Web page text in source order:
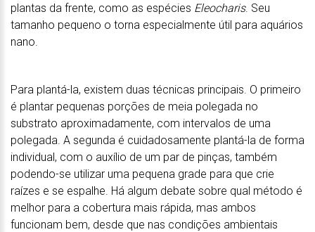
plantas da frente, como as espécies Eleocharis. Seu
tamanho pequeno o torna especialmente útil para aquários
nano.
Para plantá-la, existem duas técnicas principais. O primeiro
é plantar pequenas porções de meia polegada no
substrato aproximadamente, com intervalos de uma
polegada. A segunda é cuidadosamente plantá-la de forma
individual, com o auxílio de um par de pinças, também
podendo-se utilizar uma pequena grade para que crie
raízes e se espalhe. Há algum debate sobre qual método é
melhor para a cobertura mais rápida, mas ambos
funcionam bem, desde que nas condições ambientais